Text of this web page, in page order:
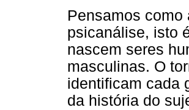
Pensamos
psicanálise, isto
nascem seres
masculinas. O
identificam cada
da história do